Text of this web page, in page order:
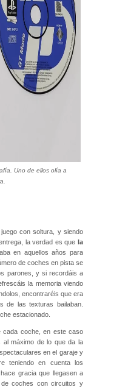
Uno de ellos olía a
con soltura, y siendo
la verdad es que la
en aquellos años para
de coches en pista se
parones, y si recordáis a
la memoria viendo
encontraréis que era
de las texturas bailaban.
estacionado.
cada coche, en este caso
al máximo de lo que da la
en el garaje y
teniendo en cuenta los
gracia que llegasen a
de coches con circuitos y